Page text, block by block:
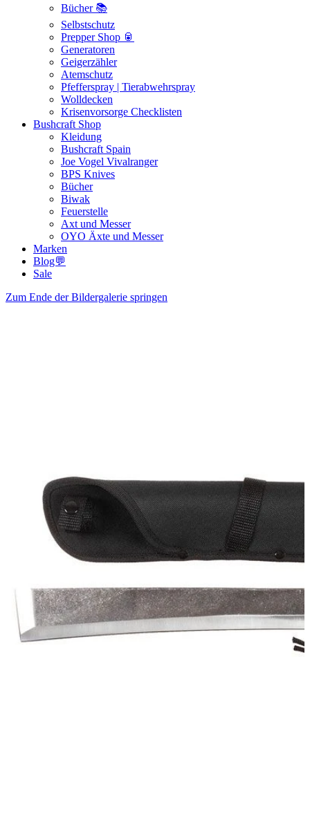
Bücher 📚
Selbstschutz
Prepper Shop 🥫
Generatoren
Geigerzähler
Atemschutz
Pfefferspray | Tierabwehrspray
Wolldecken
Krisenvorsorge Checklisten
Bushcraft Shop
Kleidung
Bushcraft Spain
Joe Vogel Vivalranger
BPS Knives
Bücher
Biwak
Feuerstelle
Axt und Messer
OYO Äxte und Messer
Marken
Blog💬
Sale
Zum Ende der Bildergalerie springen